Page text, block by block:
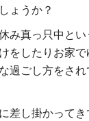
ょうか？
み真っ只中と
をしたりお家
過ごし方をさ
差し掛かって